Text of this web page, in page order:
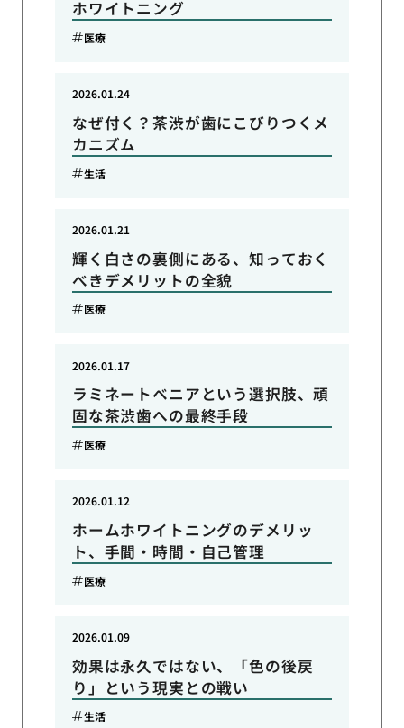
ホワイトニング
医療
なぜ付く？茶渋が歯にこびりつくメ
カニズム
2026.01.24
生活
輝く白さの裏側にある、知っておく
べきデメリットの全貌
2026.01.21
医療
ラミネートベニアという選択肢、頑
固な茶渋歯への最終手段
2026.01.17
医療
ホームホワイトニングのデメリッ
ト、手間・時間・自己管理
2026.01.12
医療
効果は永久ではない、「色の後戻
り」という現実との戦い
2026.01.09
生活